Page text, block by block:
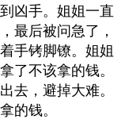
凶手。姐姐一直
最后被问急了，
手铐脚镣。姐姐
了不该拿的钱。
去，避掉大难。
的钱。